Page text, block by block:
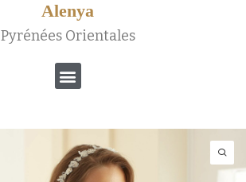
Alenya
Pyrénées Orientales